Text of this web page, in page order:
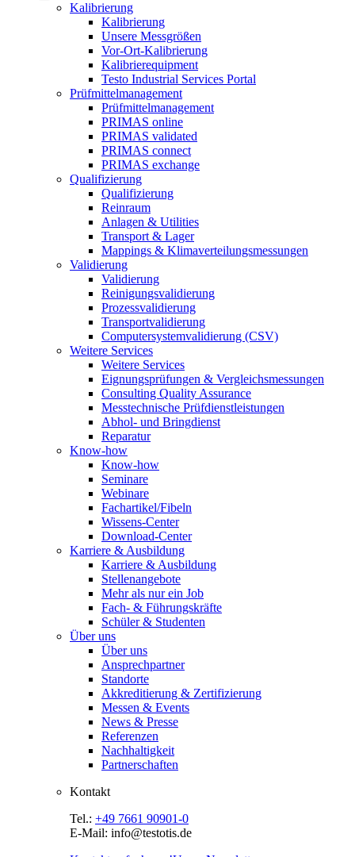
Kalibrierung
Kalibrierung
Unsere Messgrößen
Vor-Ort-Kalibrierung
Kalibrierequipment
Testo Industrial Services Portal
Prüfmittelmanagement
Prüfmittelmanagement
PRIMAS online
PRIMAS validated
PRIMAS connect
PRIMAS exchange
Qualifizierung
Qualifizierung
Reinraum
Anlagen & Utilities
Transport & Lager
Mappings & Klimaverteilungsmessungen
Validierung
Validierung
Reinigungsvalidierung
Prozessvalidierung
Transportvalidierung
Computersystemvalidierung (CSV)
Weitere Services
Weitere Services
Eignungsprüfungen & Vergleichsmessungen
Consulting Quality Assurance
Messtechnische Prüfdienstleistungen
Abhol- und Bringdienst
Reparatur
Know-how
Know-how
Seminare
Webinare
Fachartikel/Fibeln
Wissens-Center
Download-Center
Karriere & Ausbildung
Karriere & Ausbildung
Stellenangebote
Mehr als nur ein Job
Fach- & Führungskräfte
Schüler & Studenten
Über uns
Über uns
Ansprechpartner
Standorte
Akkreditierung & Zertifizierung
Messen & Events
News & Presse
Referenzen
Nachhaltigkeit
Partnerschaften
Kontakt
Tel.: +49 7661 90901-0
E-Mail: info@testotis.de